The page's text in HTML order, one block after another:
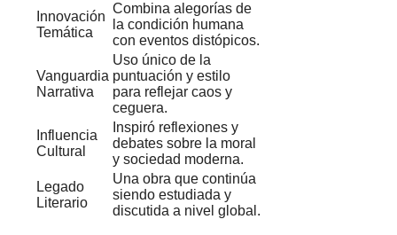
Innovación
Temática
Combina alegorías de
la condición humana
con eventos distópicos.
Vanguardia
Narrativa
Uso único de la
puntuación y estilo
para reflejar caos y
ceguera.
Influencia
Cultural
Inspiró reflexiones y
debates sobre la moral
y sociedad moderna.
Legado
Literario
Una obra que continúa
siendo estudiada y
discutida a nivel global.